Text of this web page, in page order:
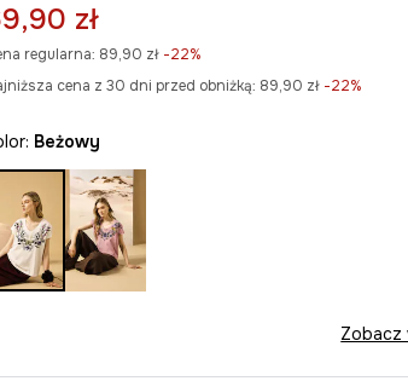
zł
regularna: 89,90 zł-22%
cena z 30 dni przed obniżką: 89,90 zł -22%
beżowy
Zobacz